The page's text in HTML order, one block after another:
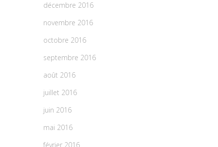
décembre 2016
novembre 2016
octobre 2016
septembre 2016
août 2016
juillet 2016
juin 2016
mai 2016
février 2016